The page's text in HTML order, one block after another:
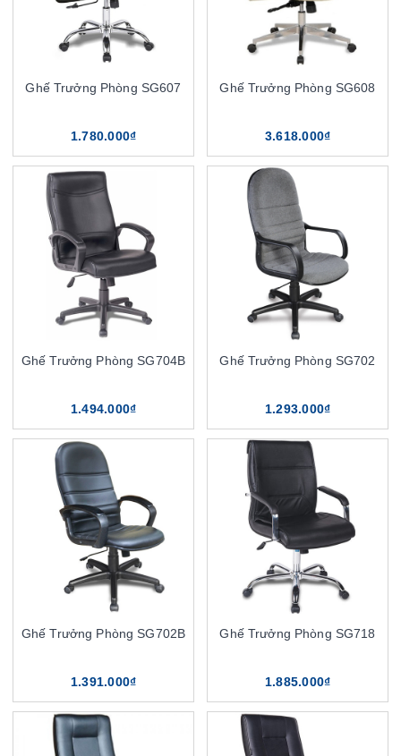
Ghế Trưởng Phòng SG607
1.780.000₫
Ghế Trưởng Phòng SG608
3.618.000₫
Ghế Trưởng Phòng SG704B
1.494.000₫
Ghế Trưởng Phòng SG702
1.293.000₫
Ghế Trưởng Phòng SG702B
1.391.000₫
Ghế Trưởng Phòng SG718
1.885.000₫